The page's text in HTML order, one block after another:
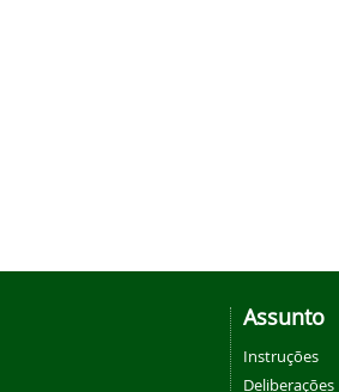
Assunto
Instruções
Deliberações